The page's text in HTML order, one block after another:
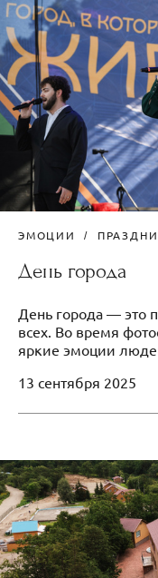
ЭМОЦИИ
День города
День города — это
всех. Во время
яркие эмоции
13 сентября 2025